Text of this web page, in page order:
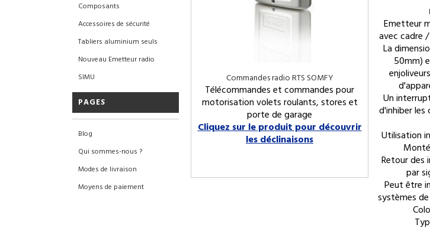
Composants
Accessoires de sécurité
Tabliers aluminium seuls
Nouveau Emetteur radio
SIMU
PAGES
Blog
Qui sommes-nous ?
Modes de livraison
Moyens de paiement
Commandes radio RTS SOMFY
Télécommandes et commandes pour
motorisation volets roulants, stores et
porte de garage
Cliquez sur le produit pour découvrir
les déclinaisons
Emetteur
avec cadre /
La
50mm)
Un
d'inhiber
Utilisation
Retour des
par
Peut être
systèmes